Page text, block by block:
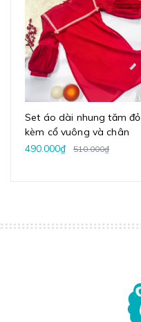
Set áo dài nhung tăm đỏ
kèm cổ vuông và chân
váy voan
490.000₫ 510.000₫